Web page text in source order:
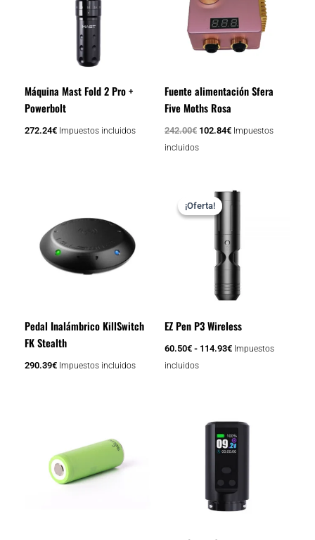
Máquina Mast Fold 2 Pro +
Powerbolt
272.24€ Impuestos incluidos
Fuente alimentación Sfera
Five Moths Rosa
242.00€ 102.84€ Impuestos
incluidos
Pedal Inalámbrico KillSwitch
FK Stealth
290.39€ Impuestos incluidos
¡Oferta!
¡Oferta!
EZ Pen P3 Wireless
60.50€ - 114.93€
Rango
hasta
114.93€
Impuestos
incluidos
Este
producto
múltiples
variantes.
opciones
pueden
elegir
producto